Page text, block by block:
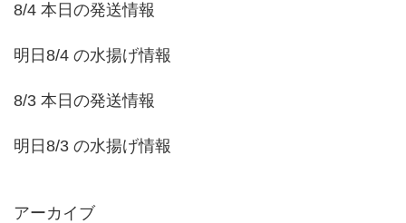
8/4 本日の発送情報
明日8/4 の水揚げ情報
8/3 本日の発送情報
明日8/3 の水揚げ情報
アーカイブ